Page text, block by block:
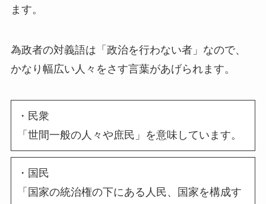
ます。
為政者の対義語は「政治を行わない者」なので、
かなり幅広い人々をさす言葉があげられます。
・民衆
「世間一般の人々や庶民」を意味しています。
・国民
「国家の統治権の下にある人民、国家を構成す